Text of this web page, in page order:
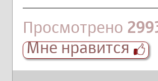
Просмотрено
Мне нравится